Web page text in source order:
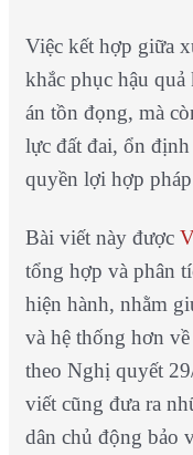
Việc kết hợp giữa
khắc phục hậu
án tồn đọng, mà
lực đất đai, ổn
quyền lợi hợp
Bài viết này được
tổng hợp và phân
hiện hành, nhằm
và hệ thống hơn
theo Nghị quyết
viết cũng đưa ra
dân chủ động bảo